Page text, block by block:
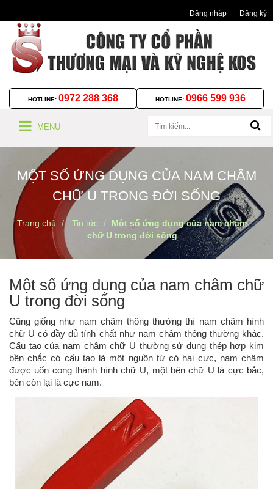
Đăng nhập Đăng ký
HOTLINE: 0972 288 368 HOTLINE: 0966 599 936
MENU
MỘT SỐ ỨNG DỤNG CỦA NAM CHÂM
CHỮ U TRONG ĐỜI SỐNG
Trang chủ Tin tức
Một số ứng dụng của nam châm
chữ U trong đời sống
Một số ứng dụng của nam châm chữ
U trong đời sống
Cũng giống như nam châm thông thường thì nam châm hình
chữ U có đầy đủ tính chất như nam châm thông thường khác.
Cấu tạo của nam châm chữ U thường sử dụng thép hợp kim
bền chắc có cấu tạo là một nguồn từ có hai cực, nam châm
được uốn cong thành hình chữ U, một bên chữ U là cực bắc,
bên còn lại là cực nam.